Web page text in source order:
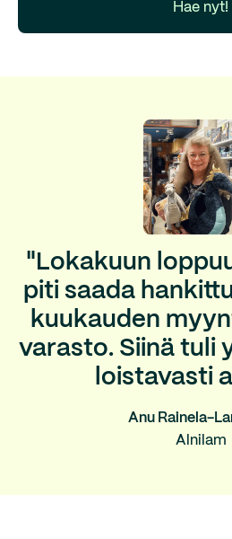
Hae nyt!
"Lokakuun
piti saada
kuukauden
varasto. Siinä tuli
loistavasti
Anu Rainela-
Alnilam